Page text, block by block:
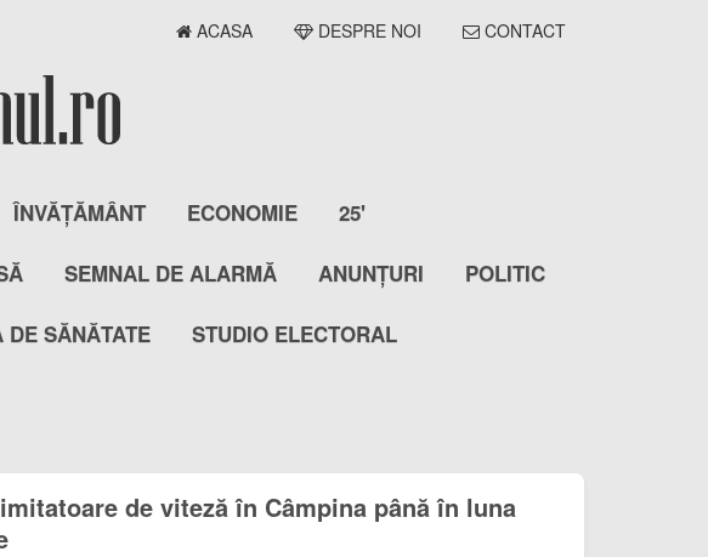
ACASA DESPRE NOI CONTACT
ÎNVĂȚĂMÂNT ECONOMIE 25'
SEMNAL DE ALARMĂ ANUNȚURI POLITIC
DE SĂNĂTATE STUDIO ELECTORAL
de viteză în Câmpina până în luna